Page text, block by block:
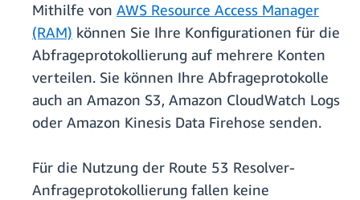
Mithilfe von AWS Resource Access Manager
(RAM) können Sie Ihre Konfigurationen für die
Abfrageprotokollierung auf mehrere Konten
verteilen. Sie können Ihre Abfrageprotokolle
auch an Amazon S3, Amazon CloudWatch Logs
oder Amazon Kinesis Data Firehose senden.
Für die Nutzung der Route 53 Resolver-
Anfrageprotokollierung fallen keine